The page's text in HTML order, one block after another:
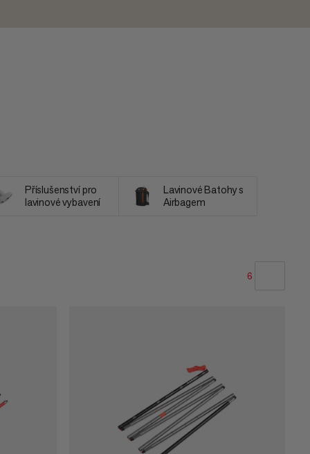
Příslušenství pro
lavinové vybavení
Lavinové Batohy s
Airbagem
6
CENA OD NEJVYŠŠÍ PO NEJNIŽŠÍ
CO JE NOVÉHO
OHODNOCENÍ